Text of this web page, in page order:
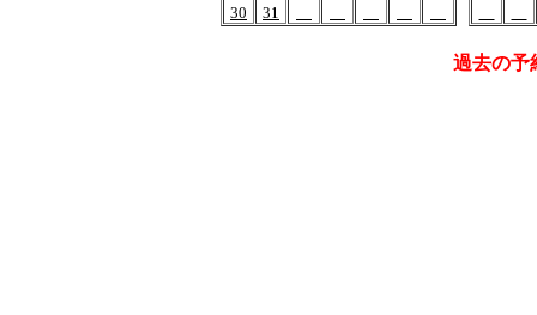
30
31
過去の予